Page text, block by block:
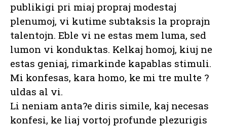
publikigi pri miaj propraj modestaj
plenumoj, vi kutime subtaksis la proprajn
talentojn. Eble vi ne estas mem luma, sed
lumon vi konduktas. Kelkaj homoj, kiuj ne
estas geniaj, rimarkinde kapablas stimuli.
Mi konfesas, kara homo, ke mi tre multe ?
uldas al vi.
Li neniam anta?e diris simile, kaj necesas
konfesi, ke liaj vortoj profunde plezurigis